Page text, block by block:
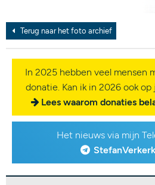
Terug naar het foto archief
In 2025 hebben veel mensen
donatie. Kan ik in 2026 ook
Lees waarom donaties
Het nieuws via mijn